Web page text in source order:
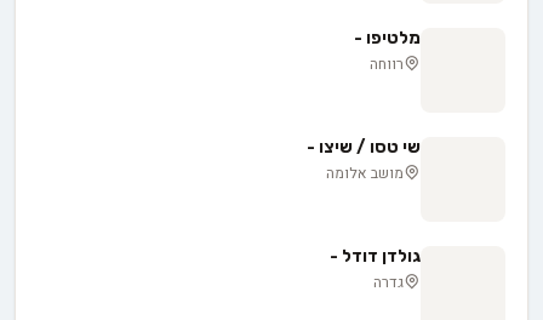
מלטיפו -
רווחה
שי טסו / שיצו -
מושב אלומה
גולדן דודל -
גדרה